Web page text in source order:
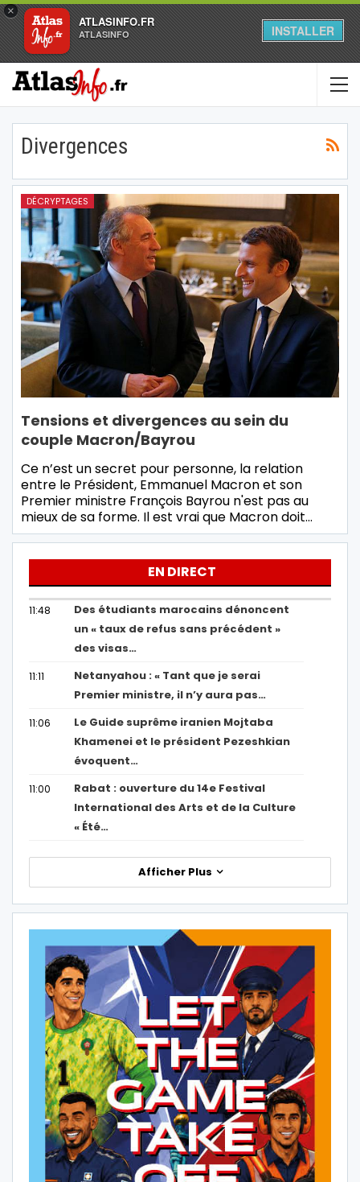
×
ATLASINFO.FR
ATLASINFO INSTALLER
Divergences
DÉCRYPTAGES
Tensions et divergences au sein du
couple Macron/Bayrou
Ce n’est un secret pour personne, la relation
entre le Président, Emmanuel Macron et son
Premier ministre François Bayrou n'est pas au
mieux de sa forme. Il est vrai que Macron doit…
EN DIRECT
11:48
Des étudiants marocains dénoncent
un « taux de refus sans précédent »
des visas…
11:11
Netanyahou : « Tant que je serai
Premier ministre, il n’y aura pas…
11:06
Le Guide suprême iranien Mojtaba
Khamenei et le président Pezeshkian
évoquent…
11:00
Rabat : ouverture du 14e Festival
International des Arts et de la Culture
« Été…
Afficher Plus